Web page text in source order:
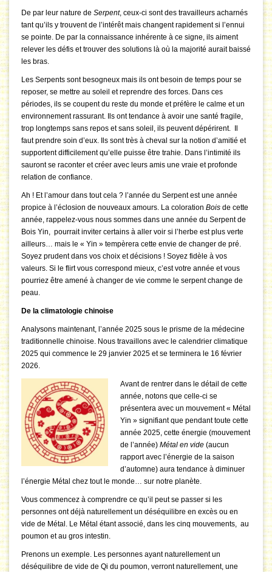
De par leur nature de Serpent, ceux-ci sont des travailleurs acharnés
tant qu’ils y trouvent de l’intérêt mais changent rapidement si l’ennui
se pointe. De par la connaissance inhérente à ce signe, ils aiment
relever les défis et trouver des solutions là où la majorité aurait baissé
les bras.
Les Serpents sont besogneux mais ils ont besoin de temps pour se
reposer, se mettre au soleil et reprendre des forces. Dans ces
périodes, ils se coupent du reste du monde et préfère le calme et un
environnement rassurant. Ils ont tendance à avoir une santé fragile,
trop longtemps sans repos et sans soleil, ils peuvent dépérirent. Il
faut prendre soin d’eux. Ils sont très à cheval sur la notion d’amitié et
supportent difficilement qu’elle puisse être trahie. Dans l’intimité ils
sauront se raconter et créer avec leurs amis une vraie et profonde
relation de confiance.
Ah ! Et l’amour dans tout cela ? l’année du Serpent est une année
propice à l’éclosion de nouveaux amours. La coloration Bois de cette
année, rappelez-vous nous sommes dans une année du Serpent de
Bois Yin, pourrait inviter certains à aller voir si l’herbe est plus verte
ailleurs… mais le « Yin » tempèrera cette envie de changer de pré.
Soyez prudent dans vos choix et décisions ! Soyez fidèle à vos
valeurs. Si le flirt vous correspond mieux, c’est votre année et vous
pourriez être amené à changer de vie comme le serpent change de
peau.
De la climatologie chinoise
Analysons maintenant, l’année 2025 sous le prisme de la médecine
traditionnelle chinoise. Nous travaillons avec le calendrier climatique
2025 qui commence le 29 janvier 2025 et se terminera le 16 février
2026.
Avant de rentrer dans le détail de cette
année, notons que celle-ci se
présentera avec un mouvement « Métal
Yin » signifiant que pendant toute cette
année 2025, cette énergie (mouvement
de l’année) Métal en vide (aucun
rapport avec l’énergie de la saison
d’automne) aura tendance à diminuer
l’énergie Métal chez tout le monde… sur notre planète.
Vous commencez à comprendre ce qu’il peut se passer si les
personnes ont déjà naturellement un déséquilibre en excès ou en
vide de Métal. Le Métal étant associé, dans les cinq mouvements, au
poumon et au gros intestin.
Prenons un exemple. Les personnes ayant naturellement un
déséquilibre de vide de Qi du poumon, verront naturellement, une